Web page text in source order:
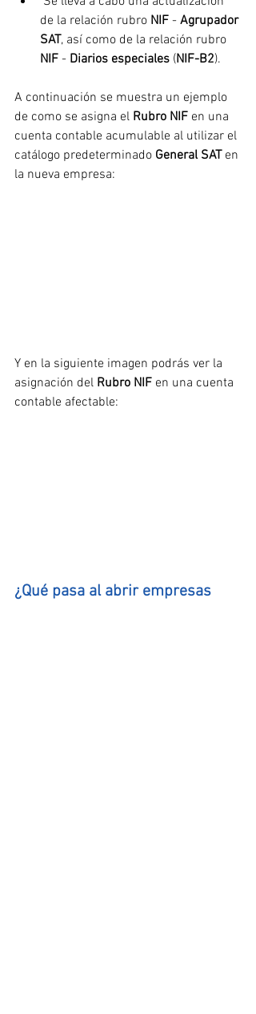
de la relación rubro NIF - Agrupador
SAT, así como de la relación rubro
NIF - Diarios especiales (NIF-B2).
A continuación se muestra un ejemplo
de como se asigna el Rubro NIF en una
cuenta contable acumulable al utilizar el
catálogo predeterminado General SAT en
la nueva empresa:
Y en la siguiente imagen podrás ver la
asignación del Rubro NIF en una cuenta
contable afectable:
¿Qué pasa al abrir empresas